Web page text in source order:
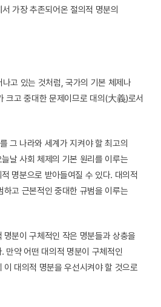
가장 추존되어온 절의적 명분의
나고 있는 것처럼, 국가의 기본 체제나
크고 중대한 문제이므로 대의(大義)로서
그 나라와 세계가 지켜야 할 최고의
날 사회 체제의 기본 원리를 이루는
명분으로 받아들여질 수 있다. 대의적
하고 근본적인 중대한 규범을 이루는
분이 구체적인 작은 명분들과 상충을
만약 어떤 대의적 명분이 구체적인
대의적 명분을 우선시켜야 할 것으로